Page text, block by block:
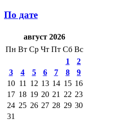
По дате
август 2026
Пн Вт Ср Чт Пт Сб Вс
1
2
3
4 5 6 7 8
9
10 11 12 13 14 15 16
17 18 19 20 21 22 23
24 25 26 27 28 29 30
31